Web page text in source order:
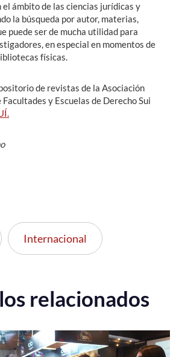
el ámbito de las ciencias jurídicas y
la búsqueda por autor, materias,
puede ser de mucha utilidad para
en especial en momentos de
físicas.
de revistas de la Asociación
y Escuelas de Derecho Sui
Internacional
relacionados